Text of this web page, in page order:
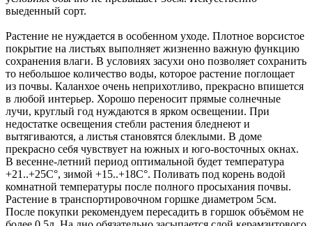
выеденный сорт.
Растение не нуждается в особенном уходе. Плотное ворсистое
покрытие на листьях выполняет жизненно важную функцию
сохранения влаги. В условиях засухи оно позволяет сохранить
то небольшое количество воды, которое растение поглощает
из почвы. Каланхое очень неприхотливо, прекрасно впишется
в любой интерьер. Хорошо переносит прямые солнечные
лучи, круглый год нуждаются в ярком освещении. При
недостатке освещения стебли растения бледнеют и
вытягиваются, а листья становятся блеклыми. В доме
прекрасно себя чувствует на южных и юго-восточных окнах.
В весенне-летний период оптимальной будет температура
+21..+25С°, зимой +15..+18С°. Поливать под корень водой
комнатной температуры после полного просыхания почвы.
Растение в транспортировочном горшке диаметром 5см.
После покупки рекомендуем пересадить в горшок объёмом не